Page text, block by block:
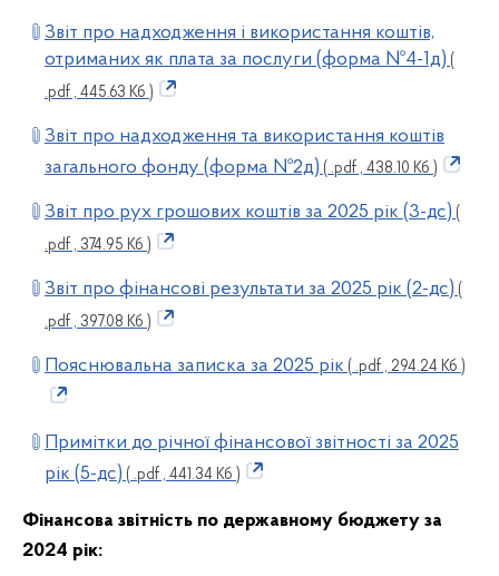
Звіт про надходження і використання коштів,
отриманих як плата за послуги (форма №4-1д) (
.pdf , 445.63 Кб )
Звіт про надходження та використання коштів
загального фонду (форма №2д) ( .pdf , 438.10 Кб )
Звіт про рух грошових коштів за 2025 рік (3-дс) (
.pdf , 374.95 Кб )
Звіт про фінансові результати за 2025 рік (2-дс) (
.pdf , 397.08 Кб )
Пояснювальна записка за 2025 рік ( .pdf , 294.24 Кб )
Примітки до річної фінансової звітності за 2025
рік (5-дс) ( .pdf , 441.34 Кб )
Фінансова звітність по державному бюджету за
2024 рік: